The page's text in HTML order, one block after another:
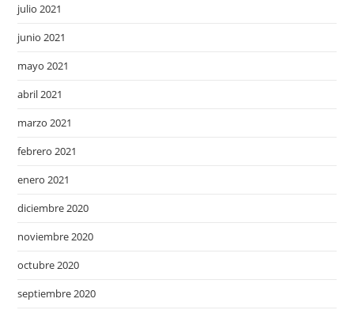
julio 2021
junio 2021
mayo 2021
abril 2021
marzo 2021
febrero 2021
enero 2021
diciembre 2020
noviembre 2020
octubre 2020
septiembre 2020